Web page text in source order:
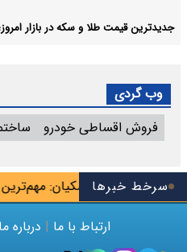
سرخط خبرهاپزشکیان: مهم‌ترین شهریور
جدیدترین قیمت طلا و سکه در بازار امروز؛ نوسانات
وب گردی
فروش اقساطی خودرو
ارتباط با ما | درباره ما